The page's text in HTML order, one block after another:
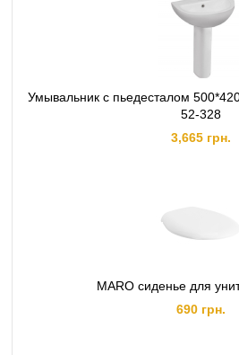
Умывальник с пьедесталом
52-328
3,665 грн.
MARO сиденье для
690 грн.